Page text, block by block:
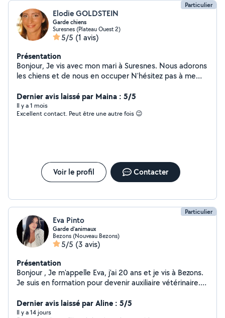
Particulier
Elodie GOLDSTEIN
Garde chiens
Suresnes (Plateau Ouest 2)
5/5 (1 avis)
Présentation
Bonjour, Je vis avec mon mari à Suresnes. Nous adorons
les chiens et de nous en occuper N'hésitez pas à me
Dernier avis laissé par Maina : 5/5
Il y a 1 mois
Excellent contact. Peut être une autre fois 😉
Voir le profil Contacter
Particulier
Eva Pinto
Garde d’animaux
Bezons (Nouveau Bezons)
5/5 (3 avis)
Présentation
Bonjour , Je m'appelle Eva, j'ai 20 ans et je vis à Bezons.
Je suis en formation pour devenir auxiliaire vétérinaire.
pour qu'ils restent dans leur environnement habituel
pendant votre absence. Pour les petits compagnons
Dernier avis laissé par Aline : 5/5
Il y a 14 jours